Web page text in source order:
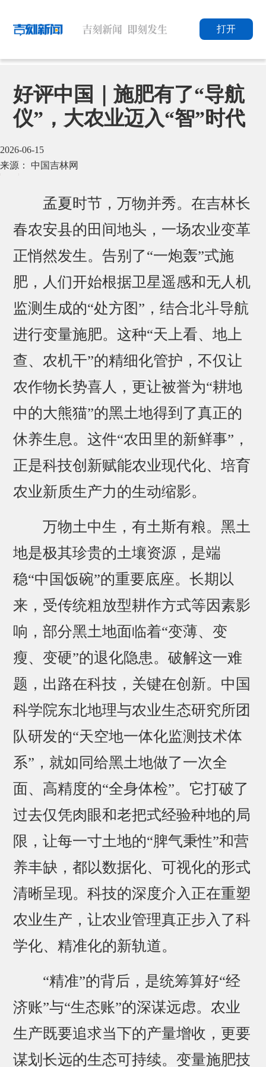
打开
好评中国｜施肥有了“导航
仪”，大农业迈入“智”时代
2026-06-15
来源： 中国吉林网
孟夏时节，万物并秀。在吉林长
春农安县的田间地头，一场农业变革
正悄然发生。告别了“一炮轰”式施
肥，人们开始根据卫星遥感和无人机
监测生成的“处方图”，结合北斗导航
进行变量施肥。这种“天上看、地上
查、农机干”的精细化管护，不仅让
农作物长势喜人，更让被誉为“耕地
中的大熊猫”的黑土地得到了真正的
休养生息。这件“农田里的新鲜事”，
正是科技创新赋能农业现代化、培育
农业新质生产力的生动缩影。
万物土中生，有土斯有粮。黑土
地是极其珍贵的土壤资源，是端
稳“中国饭碗”的重要底座。长期以
来，受传统粗放型耕作方式等因素影
响，部分黑土地面临着“变薄、变
瘦、变硬”的退化隐患。破解这一难
题，出路在科技，关键在创新。中国
科学院东北地理与农业生态研究所团
队研发的“天空地一体化监测技术体
系”，就如同给黑土地做了一次全
面、高精度的“全身体检”。它打破了
过去仅凭肉眼和老把式经验种地的局
限，让每一寸土地的“脾气秉性”和营
养丰缺，都以数据化、可视化的形式
清晰呈现。科技的深度介入正在重塑
农业生产，让农业管理真正步入了科
学化、精准化的新轨道。
“精准”的背后，是统筹算好“经
济账”与“生态账”的深谋远虑。农业
生产既要追求当下的产量增收，更要
谋划长远的生态可持续。变量施肥技